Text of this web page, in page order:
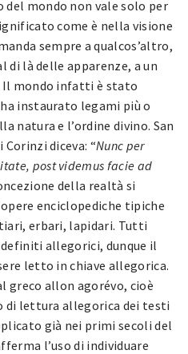
mondo non vale solo per
come è nella visione
sempre a qualcos’altro,
di là delle apparenze, a un
Il mondo infatti è stato
instaurato legami più o
natura e l’ordine divino. San
diceva: “Nunc per
post videmus facie ad
della realtà si
enciclopediche tipiche
erbari, lapidari. Tutti
allegorici, dunque il
letto in chiave allegorica.
greco allon agorévo, cioè
di lettura allegorica dei testi
già nei primi secoli del
l’uso di individuare